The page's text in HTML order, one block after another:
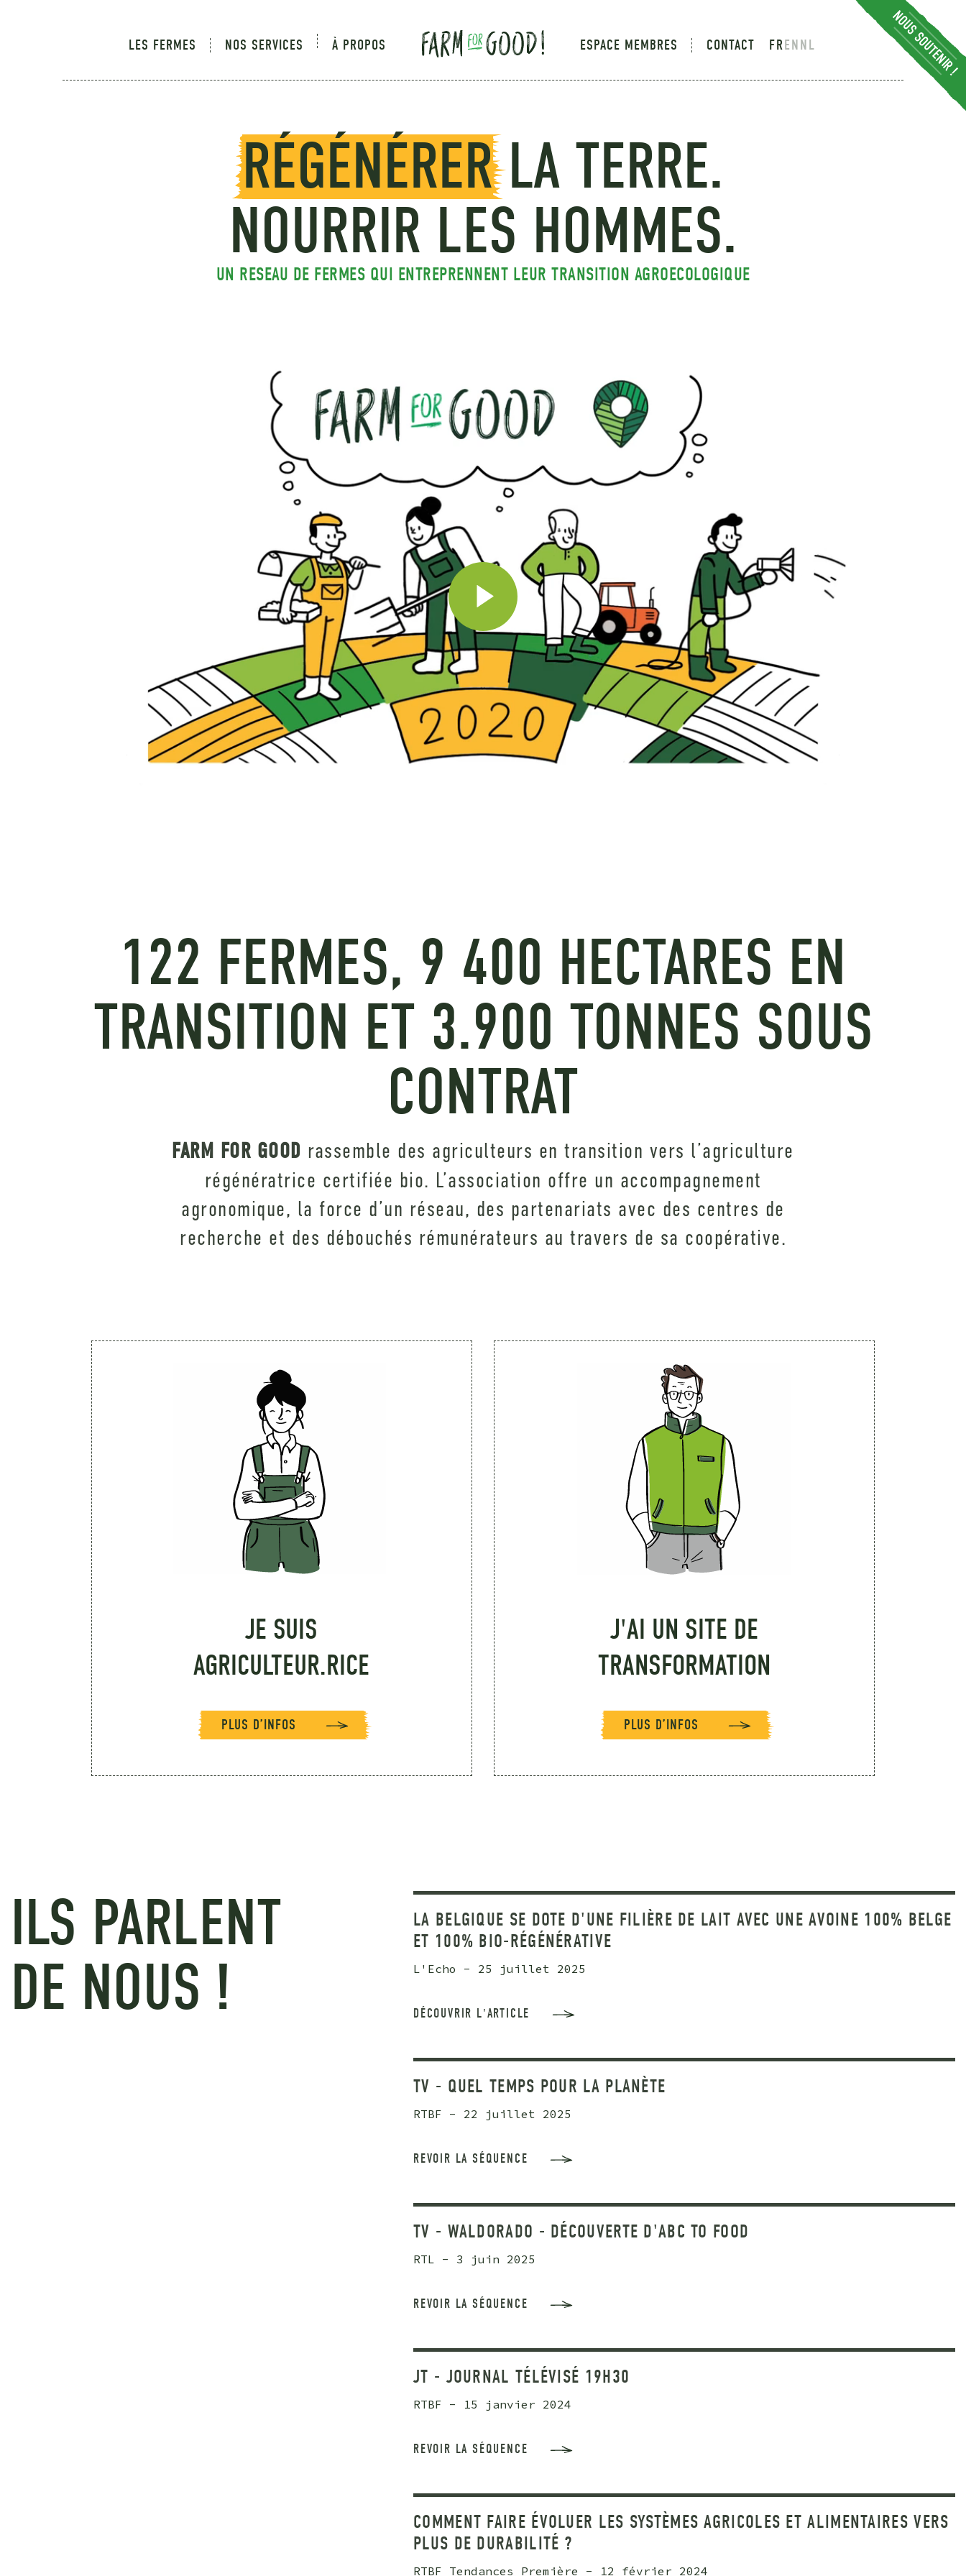
LES FERMES NOS SERVICES À PROPOS ESPACE MEMBRES CONTACT FRENNL NOUS SOUTENIR !
RÉGÉNÉRERLA TERRE.
NOURRIR LES HOMMES.
UN RESEAU DE FERMES QUI ENTREPRENNENT LEUR TRANSITION AGROECOLOGIQUE
122 FERMES, 9 400 HECTARES EN
TRANSITION ET 3.900 TONNES SOUS
CONTRAT
FARM FOR GOOD rassemble des agriculteurs en transition vers l’agriculture
régénératrice certifiée bio. L’association offre un accompagnement
agronomique, la force d’un réseau, des partenariats avec des centres de
recherche et des débouchés rémunérateurs au travers de sa coopérative.
JE SUIS
AGRICULTEUR.RICE
PLUS D’INFOS
J'AI UN SITE DE
TRANSFORMATION
PLUS D’INFOS
ILS PARLENT
DE NOUS !
LA BELGIQUE SE DOTE D'UNE FILIÈRE DE LAIT AVEC UNE AVOINE 100% BELGE
ET 100% BIO-RÉGÉNÉRATIVE
L'Echo - 25 juillet 2025
DÉCOUVRIR L'ARTICLE
TV - QUEL TEMPS POUR LA PLANÈTE
RTBF - 22 juillet 2025
REVOIR LA SÉQUENCE
TV - WALDORADO - DÉCOUVERTE D'ABC TO FOOD
RTL - 3 juin 2025
REVOIR LA SÉQUENCE
JT - JOURNAL TÉLÉVISÉ 19H30
RTBF - 15 janvier 2024
REVOIR LA SÉQUENCE
COMMENT FAIRE ÉVOLUER LES SYSTÈMES AGRICOLES ET ALIMENTAIRES VERS
PLUS DE DURABILITÉ ?
RTBF Tendances Première - 12 février 2024